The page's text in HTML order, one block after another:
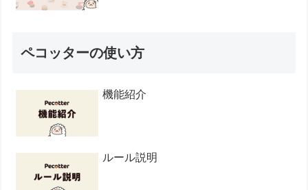
ペコッターの使い方
機能紹介
ルール説明